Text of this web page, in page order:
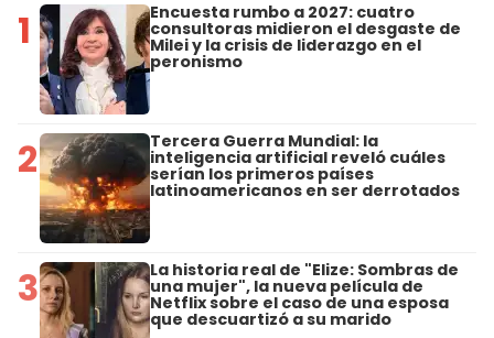
1 Encuesta rumbo a 2027: cuatro
consultoras midieron el desgaste de
Milei y la crisis de liderazgo en el
peronismo
2 Tercera Guerra Mundial: la
inteligencia artificial reveló cuáles
serían los primeros países
latinoamericanos en ser derrotados
3 La historia real de "Elize: Sombras de
una mujer", la nueva película de
Netflix sobre el caso de una esposa
que descuartizó a su marido